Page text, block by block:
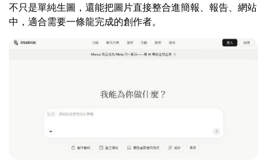
不只是單純生圖，還能把圖片直接整合進簡報、報告、網站
中，適合需要一條龍完成的創作者。